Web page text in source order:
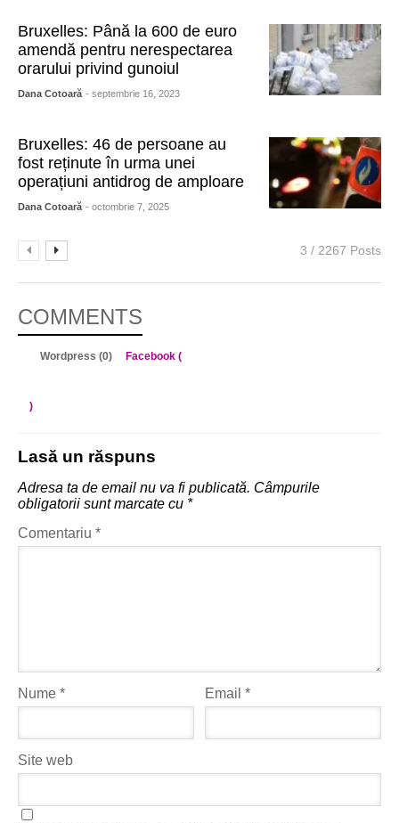
Bruxelles: Până la 600 de euro
amendă pentru nerespectarea
orarului privind gunoiul
Dana Cotoară - septembrie 16, 2023
Bruxelles: 46 de persoane au
fost reținute în urma unei
operațiuni antidrog de amploare
Dana Cotoară - octombrie 7, 2025
3 / 2267 Posts
COMMENTS
Wordpress (0) Facebook (
)
Lasă un răspuns
Adresa ta de email nu va fi publicată. Câmpurile
obligatorii sunt marcate cu *
Comentariu *
Nume * Email*
Site web